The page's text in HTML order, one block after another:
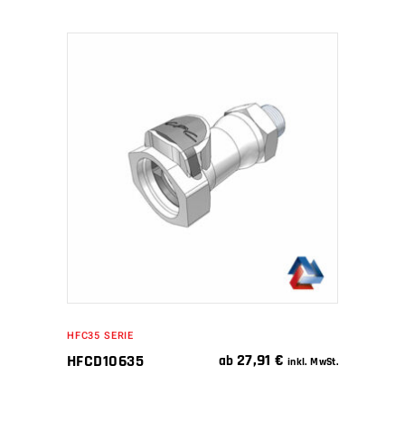
IN DEN WARENKORB
HFC35 SERIE
HFCD10635 ab 27,91€ inkl. MwSt.